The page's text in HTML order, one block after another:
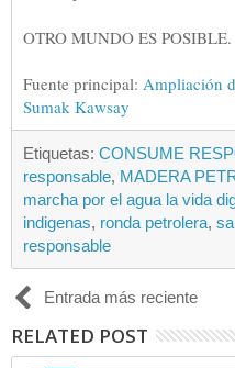
OTRO MUNDO ES POSIBLE.
Fuente principal:Ampliación
Sumak Kawsay
Etiquetas: CONSUME
responsable, MADERA
marcha por el agua la vida
indigenas, ronda petrolera,
responsable
Entrada más reciente
RELATED POST